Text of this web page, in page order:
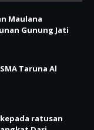
Maulana
Gunung Jati
Taruna Al
ratusan